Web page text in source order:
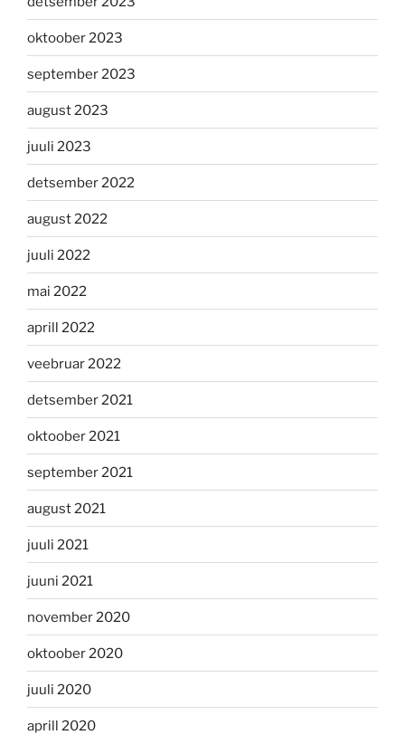
oktoober 2023
september 2023
august 2023
juuli 2023
detsember 2022
august 2022
juuli 2022
mai 2022
aprill 2022
veebruar 2022
detsember 2021
oktoober 2021
september 2021
august 2021
juuli 2021
juuni 2021
november 2020
oktoober 2020
juuli 2020
aprill 2020